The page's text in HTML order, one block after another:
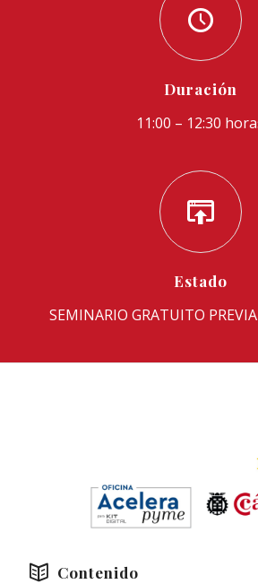
Duración
11:00 – 12:30
Estado
SEMINARIO GRATUITO
Contenido